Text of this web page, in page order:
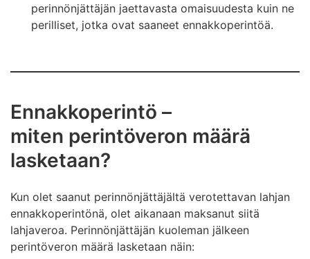
perinnönjättäjän jaettavasta omaisuudesta kuin ne
perilliset, jotka ovat saaneet ennakkoperintöä.
Ennakkoperintö –
miten perintöveron määrä
lasketaan?
Kun olet saanut perinnönjättäjältä verotettavan lahjan
ennakkoperintönä, olet aikanaan maksanut siitä
lahjaveroa. Perinnönjättäjän kuoleman jälkeen
perintöveron määrä lasketaan näin: